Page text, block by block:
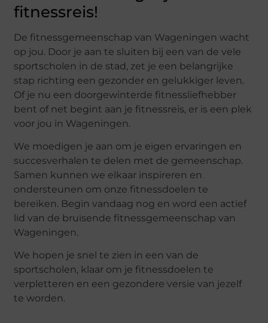
fitnessreis!
De fitnessgemeenschap van Wageningen wacht
op jou. Door je aan te sluiten bij een van de vele
sportscholen in de stad, zet je een belangrijke
stap richting een gezonder en gelukkiger leven.
Of je nu een doorgewinterde fitnessliefhebber
bent of net begint aan je fitnessreis, er is een plek
voor jou in Wageningen.
We moedigen je aan om je eigen ervaringen en
succesverhalen te delen met de gemeenschap.
Samen kunnen we elkaar inspireren en
ondersteunen om onze fitnessdoelen te
bereiken. Begin vandaag nog en word een actief
lid van de bruisende fitnessgemeenschap van
Wageningen.
We hopen je snel te zien in een van de
sportscholen, klaar om je fitnessdoelen te
verpletteren en een gezondere versie van jezelf
te worden.